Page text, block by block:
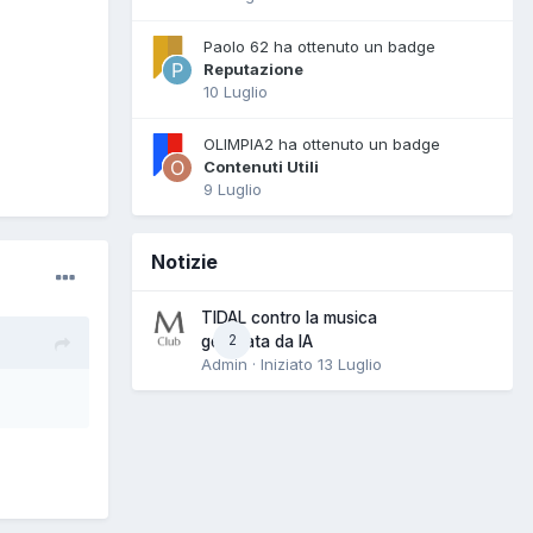
Paolo 62 ha ottenuto un badge
Reputazione
10 Luglio
OLIMPIA2 ha ottenuto un badge
Contenuti Utili
9 Luglio
Notizie
2
TIDAL contro la musica
generata da IA
Admin · Iniziato 13 Luglio